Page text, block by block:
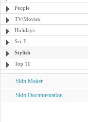
People
TV/Movies
Holidays
Sci-Fi
Stylish
Top 10
Skin Maker
Skin Documentation